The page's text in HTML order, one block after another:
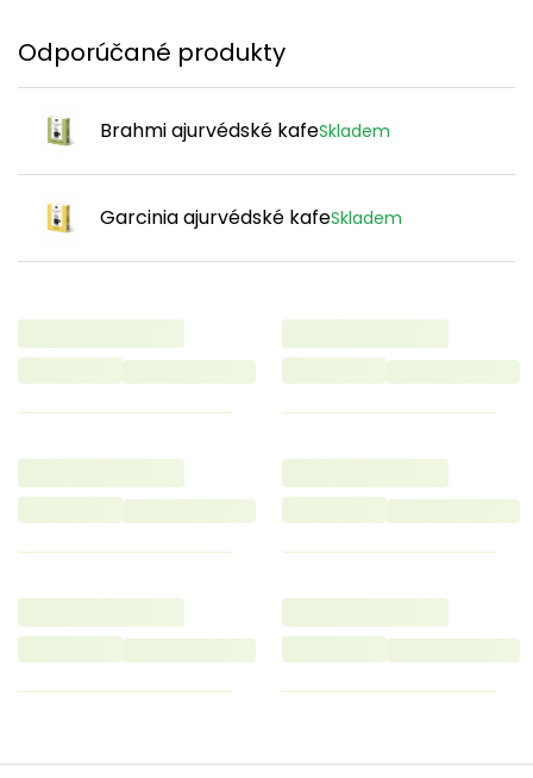
Odporúčané produkty
Brahmi ajurvédské kafeSkladem
Garcinia ajurvédské kafeSkladem